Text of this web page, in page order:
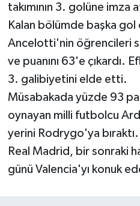
takımının 3. golüne imza
Kalan bölümde başka
Ancelotti'nin öğrencileri
ve puanını 63'e çıkardı.
3. galibiyetini elde etti.
Müsabakada yüzde 93
oynayan milli futbolcu
yerini Rodrygo'ya bıraktı.
Real Madrid, bir sonraki
günü Valencia'yı konuk